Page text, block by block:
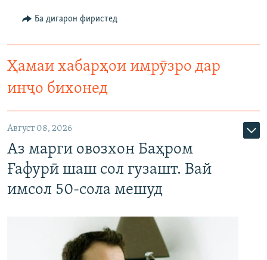
Ба дигарон фиристед
Ҳамаи хабарҳои имрӯзро дар
инҷо бихонед
Август 08, 2026
Аз марги овозхон Баҳром
Ғафурӣ шаш сол гузашт. Вай
имсол 50-сола мешуд